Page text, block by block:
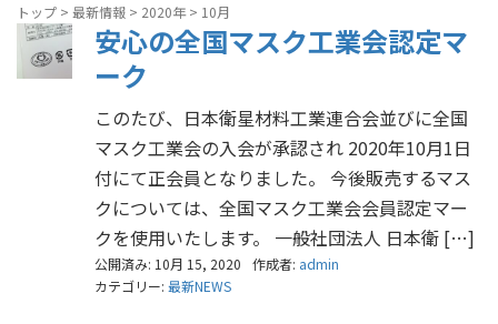
トップ > 最新情報 > 2020年> 10月
安心の全国マスク工業会認定マ
ーク
このたび、日本衛星材料工業連合会並びに全国
マスク工業会の入会が承認され 2020年10月1日
付にて正会員となりました。 今後販売するマス
クについては、全国マスク工業会会員認定マー
クを使用いたします。 一般社団法人 日本衛 […]
公開済み: 10月 15, 2020 作成者: admin
カテゴリー: 最新NEWS